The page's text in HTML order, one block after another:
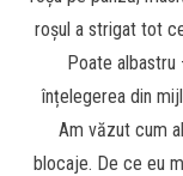
roșul a strigat tot
Poate albastru
înțelegerea din
Am văzut cum
blocaje. De ce eu